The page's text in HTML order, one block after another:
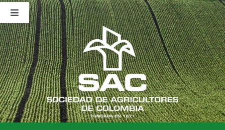
Saltar
contenido
Toggle
Navigation
Nosotros
Publicaciones
Sala de Prensa
Eventos